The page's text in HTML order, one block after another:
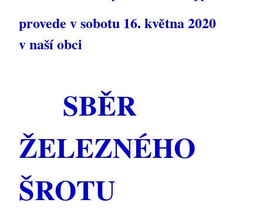
provede v sobotu 16. května 2020
v naší obci
SBĚR
ŽELEZNÉHO
ŠROTU